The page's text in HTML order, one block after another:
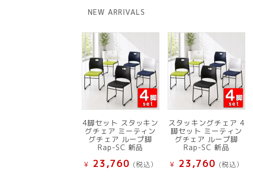
で
す。
NEW ARRIVALS
4脚セット スタッキン
グチェア ミーティン
グチェア ループ脚
Rap-SC 新品
¥ 23,760 (税込）
スタッキングチェア 4
脚セット ミーティン
グチェア ループ脚
Rap-SC 新品
¥ 23,760 (税込）